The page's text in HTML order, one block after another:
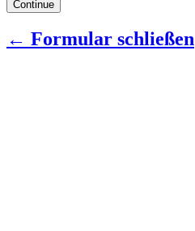
← Formular schließen